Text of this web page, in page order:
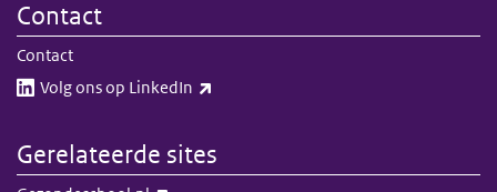
Contact
Contact
Volg ons op LinkedIn​​
Gerelateerde sites